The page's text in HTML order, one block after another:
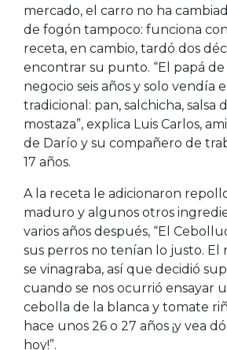
mercado, el carro no ha
de fogón tampoco: funciona
receta, en cambio, tardó dos
encontrar su punto. “El papá
negocio seis años y solo vendía
tradicional: pan, salchicha, salsa
mostaza”, explica Luis Carlos,
de Darío y su compañero de
17 años.
A la receta le adicionaron
maduro y algunos otros
varios años después, “El
sus perros no tenían lo justo. El
se vinagraba, así que decidió
cuando se nos ocurrió ensayar
cebolla de la blanca y tomate
hace unos 26 o 27 años ¡y vea
hoy!”.